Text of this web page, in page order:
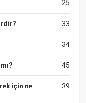
25
33
34
45
39
için ne